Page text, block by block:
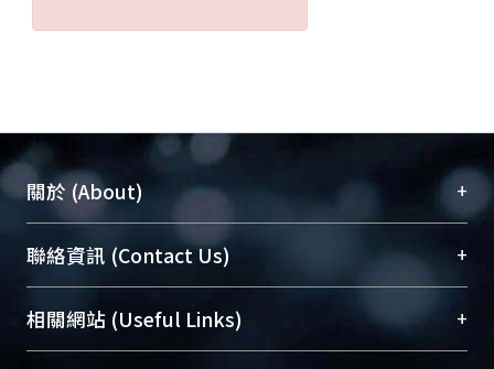
關於 (About) +
臺大位居世界頂尖大學之列，為永久珍藏及向國際
展現本校豐碩的研究成果及學術能量，圖書館整合
機構典藏（NTUR）與學術庫（AH）不同功能平
台，成為臺大學術典藏NTU scholars。期能整合研
聯絡資訊 (Contact Us) +
總館學科館員(Main Library)
醫學圖書館學科館員(Medical Library)
相關網站 (Useful Links) +